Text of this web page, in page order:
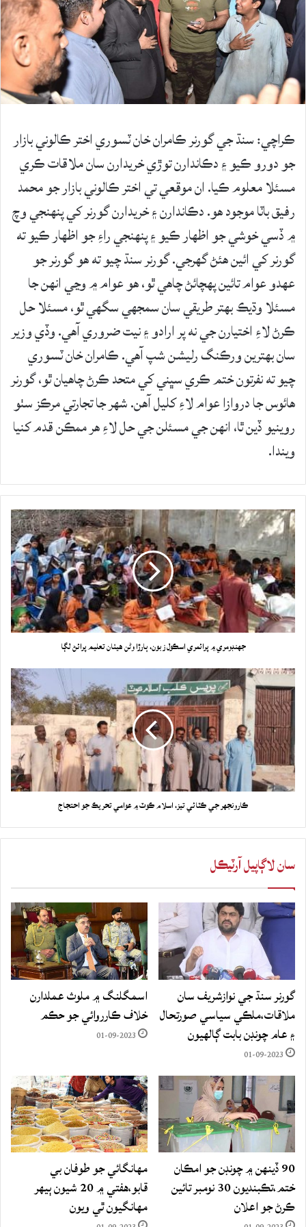
ڪراچي: سنڌ جي گورنر ڪامران خان ٽسوري اختر ڪالوني بازار
جو دورو ڪيو ۽ دڪاندارن توڙي خريدارن سان ملاقات ڪري
مسئلا معلوم ڪيا. ان موقعي تي اختر ڪالوني بازار جو محمد
رفيق باٽا موجود هو. دڪاندارن ۽ خريدارن گورنر کي پنهنجي وچ
۾ ڏسي خوشي جو اظهار ڪيو ۽ پنهنجي راءِ جو اظهار ڪيو ته
گورنر کي ائين هئڻ گهرجي. گورنر سنڌ چيو ته هو گورنر جو
عهدو عوام تائين پهچائڻ چاهي ٿو، هو عوام ۾ وڃي انهن جا
مسئلا وڌيڪ بهتر طريقي سان سمجهي سگهي ٿو، مسئلا حل
ڪرڻ لاءِ اختيارن جي نه پر ارادو ۽ نيت ضروري آهي. وڏي وزير
سان بهترين ورڪنگ رليشن شپ آهي. ڪامران خان ٽسوري
چيو ته نفرتون ختم ڪري سڀني کي متحد ڪرڻ چاهيان ٿو، گورنر
هائوس جا دروازا عوام لاءِ کليل آهن. شهر جا تجارتي مرڪز سٺو
روينيو ڏين ٿا، انهن جي مسئلن جي حل لاءِ هر ممڪن قدم کنيا
ويندا.
جهنڊومري ۾ پرائمري اسڪول زبون، ٻارڙا وڻن هيٺان تعليم پرائڻ لڳا
ڪارونجهر جي ڪٽائي تيز، اسلام ڪوٽ ۾ عوامي تحريڪ جو احتجاج
سان لاڳاپيل آرٽيڪل
گورنر سنڌ جي نوازشريف سان
ملاقات،ملڪي سياسي صورتحال
۽ عام چونڊن بابت ڳالهيون
01-09-2023
اسمگلنگ ۾ ملوث عملدارن
خلاف ڪارروائي جو حڪم
01-09-2023
90 ڏينهن ۾ چونڊن جو امڪان
ختم،تڪبنديون 30 نومبر تائين
ڪرڻ جو اعلان
مهانگائي جو طوفان بي
قابو،هفتي ۾ 20 شيون ٻيهر
مهانگيون ٿي ويون